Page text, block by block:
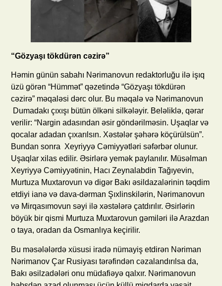
“Gözyaşı tökdürən cəzirə”
Həmin günün sabahı Nərimanovun redaktorluğu ilə işıq
üzü görən “Hümmət” qəzetində “Gözyaşı tökdürən
cəzirə” məqaləsi dərc olur. Bu məqalə və Nərimanovun
Dumadakı çıxışı bütün ölkəni silkələyir. Beləliklə, qərar
verilir: “Nargin adasından əsir göndərilməsin. Uşaqlar və
qocalar adadan çıxarılsın. Xəstələr şəhərə köçürülsün”.
Bundan sonra Xeyriyyə Cəmiyyətləri səfərbər olunur.
Uşaqlar xilas edilir. Əsirlərə yemək paylanılır. Müsəlman
Xeyriyyə Cəmiyyətinin, Hacı Zeynalabdin Tağıyevin,
Murtuza Muxtarovun və digər Bakı əsildazalərinin təqdim
etdiyi ianə və dava-dərman Şıxlinskilərin, Nərimanovun
və Mirqasımovun səyi ilə xəstələrə çatdırılır. Əsirlərin
böyük bir qismi Murtuza Muxtarovun gəmiləri ilə Arazdan
o taya, oradan da Osmanlıya keçirilir.
Bu məsələlərdə xüsusi iradə nümayiş etdirən Nəriman
Nərimanov Çar Rusiyası tərəfindən cəzalandırılsa da,
Bakı əsilzadələri onu müdafiəyə qalxır. Nərimanovun